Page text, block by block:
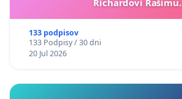
Richardovi Rašimu.
133 podpisov
133 Podpisy / 30 dni
20 Jul 2026